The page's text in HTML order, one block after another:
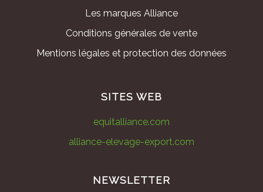
Les marques Alliance
Conditions générales de vente
Mentions légales et protection des données
SITES WEB
equitalliance.com
alliance-elevage-export.com
NEWSLETTER